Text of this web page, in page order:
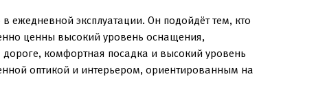
ежедневной эксплуатации. Он подойдёт тем, кто
ценны высокий уровень оснащения,
комфортная посадка и высокий уровень
оптикой и интерьером, ориентированным на